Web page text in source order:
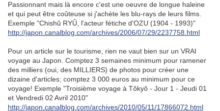
Passionnant mais là encore c'est une oeuvre de longue haleine
et qui peut être coûteuse si j'achète les blu-rays de leurs films.
Exemple "Chishû RYÛ, l'acteur fétiche d'OZU (1904 - 1993)"
http://japon.canalblog.com/archives/2006/07/29/2237758.html
Pour un article sur le tourisme, rien ne vaut bien sur un VRAI
voyage au Japon. Comptez 3 semaines minimum pour ramener
des milliers (oui, des MILLIERS) de photos pour créer une
dizaine d'articles; comptez 3 000 euros au minimum pour ce
voyage! Exemple "Troisième voyage à Tôkyô - Jour 1 - Jeudi 01
et Vendredi 02 Avril 2010"
http://japon.canalblog.com/archives/2010/05/11/17866072.html